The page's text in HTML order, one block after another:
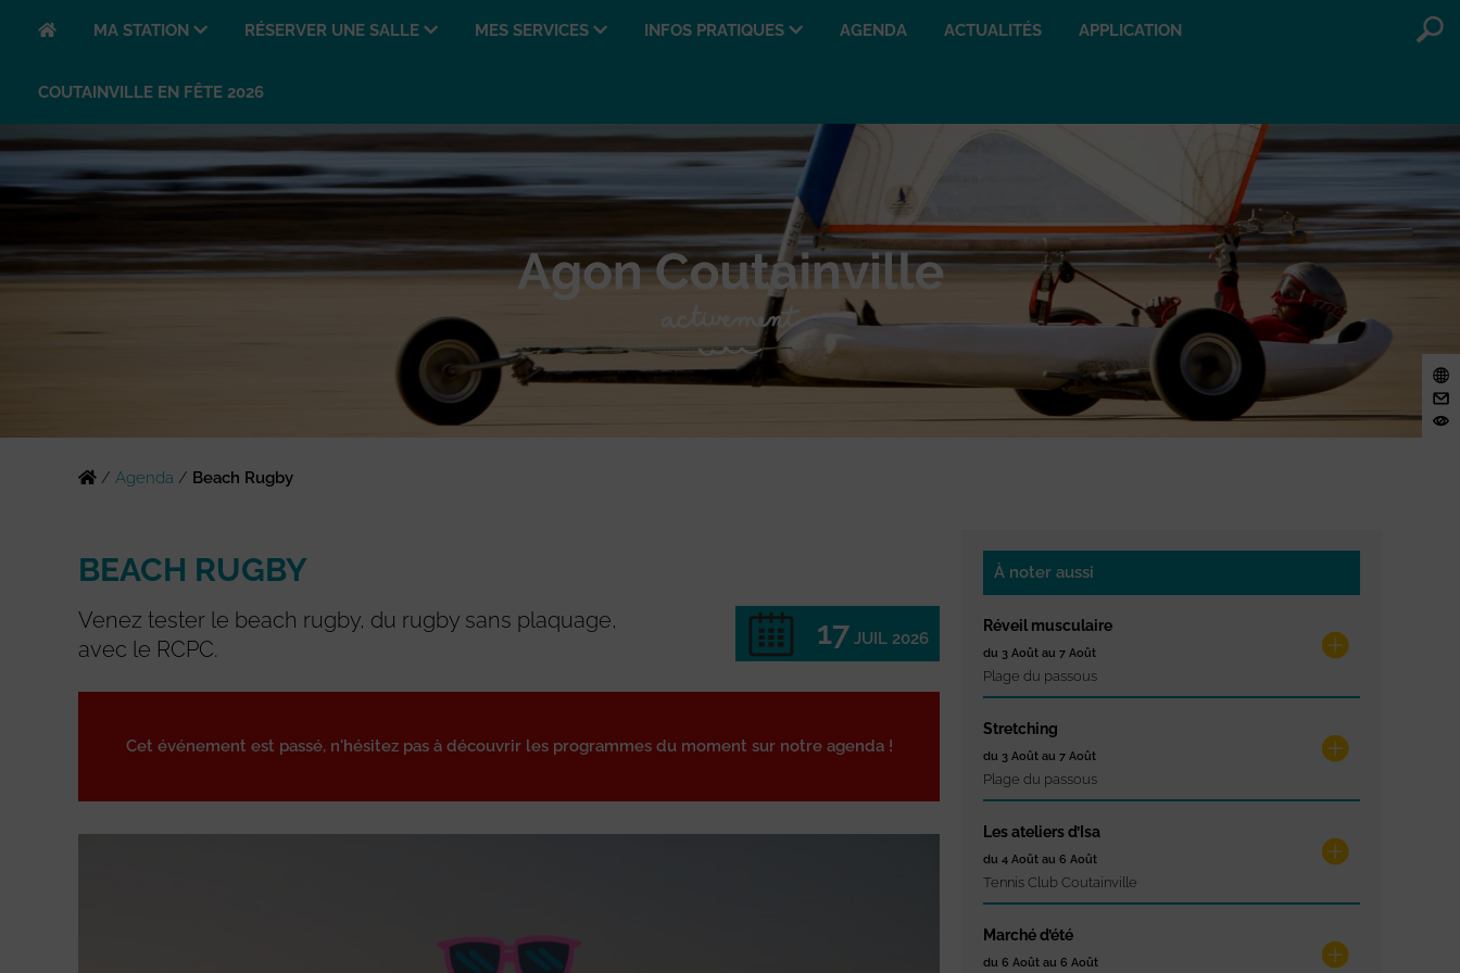
MA STATION RÉSERVER UNE SALLE MES SERVICES INFOS PRATIQUES AGENDA ACTUALITÉS APPLICATION
COUTAINVILLE EN FÊTE 2026
/ Agenda / Beach Rugby
BEACH RUGBY
Venez tester le beach rugby, du rugby sans plaquage,
avec le RCPC.
17 JUIL 2026
Cet événement est passé, n'hésitez pas à découvrir les programmes du moment sur notre agenda !
À noter aussi
Réveil musculaire
du 3 Août au 7 Août
Plage du passous
Stretching
du 3 Août au 7 Août
Plage du passous
Les ateliers d’Isa
du 4 Août au 6 Août
Tennis Club Coutainville
Marché d’été
du 6 Août au 6 Août